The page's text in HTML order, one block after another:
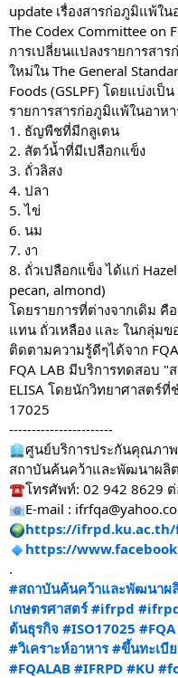
update เรื่องสารก่อภูมิแพ้ใ
The Codex Committee on
การเปลี่ยนแปลงรายการสา
ใหม่ใน The General
Foods (GSLPF) โดยแบ่งเ
รายการสารก่อภูมิแพ้ในอาห
1. ธัญพืชที่มีกลูเตน
2. สัตว์น้ำที่มีเปลือกแข็ง
3. ถั่วลิสง
4. ปลา
5. ไข่
6. นม
7. งา
8. ถั่วเปลือกแข็ง ได้แก่
pecan, almond)
โดยรายการที่ต่างจากเดิม คื
แทน ถั่วเหลือง และ ในกลุ่ม
ติดตามความรู้ดีๆได้จาก
FQA LAB มีบริการทดสอบ "
ELISA โดยนักวิทยาศาสตร์
17025
-----------------------
ศูนย์บริการประกันคุณภาพ
สถาบันค้นคว้าและพัฒนาผลิ
โทรศัพท์: 02 942 8629
E-mail :
https://ifrpd.ku.ac.th/
https://
.
#สถาบันค้นคว้าและพัฒนา
เกษตรศาสตร์ #ifrpd
ต้นธุรกิจ #ISO17025 #FQA
#วิเคราะห์อาหาร #ขึ้นทะเบี
#FQALAB #IFRPD #KU